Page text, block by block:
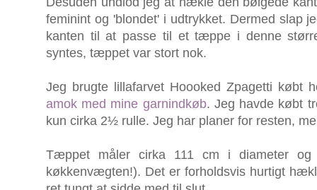
feminint og 'blondet' i udtrykket. Dermed slap
kanten til at passe til et tæppe i denne
syntes, tæppet var stort nok.
Jeg brugte lillafarvet Hoooked Zpagetti købt
amok med mine garnindkøb. Jeg havde købt
kun cirka 2½ rulle. Jeg har planer for resten,
Tæppet måler cirka 111 cm i diameter
køkkenvægten!). Det er forholdsvis hurtigt